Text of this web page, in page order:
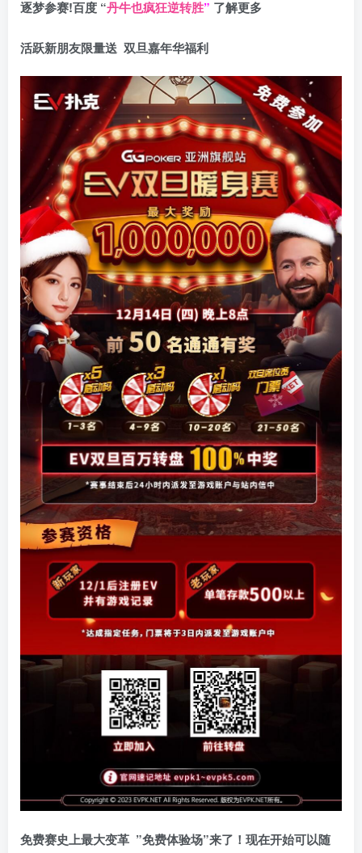
逐梦参赛!百度 “丹牛也疯狂逆转胜” 了解更多
活跃新朋友限量送 双旦嘉年华福利
免费赛史上最大变革 ”免费体验场”来了！ 现在开始可以随